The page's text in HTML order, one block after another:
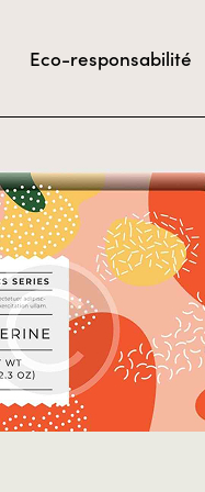
Eco-responsabilité